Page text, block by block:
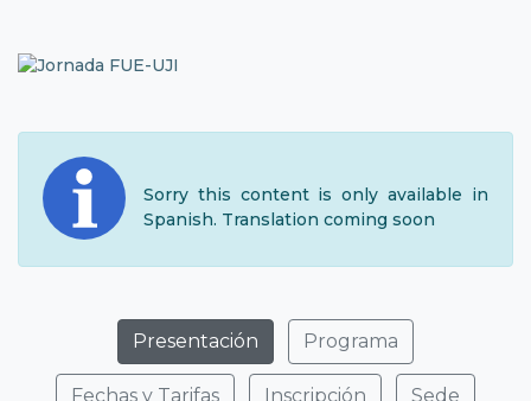
Sorry this content is only available in
Spanish. Translation coming soon
Presentación Programa
Fechas y Tarifas Inscripción Sede